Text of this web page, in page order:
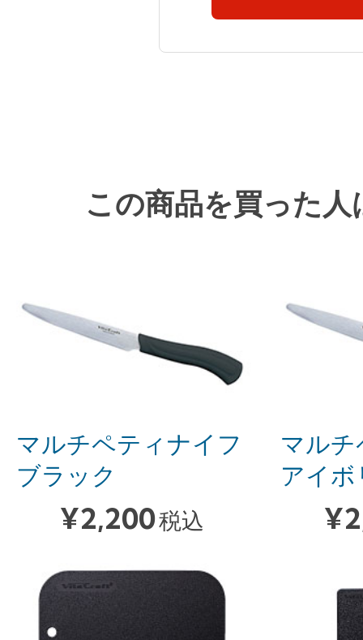
この商品を買った
マルチペティナイフ
ブラック
¥2,200税込
マル
アイボ
¥